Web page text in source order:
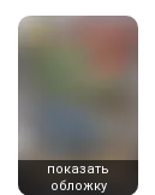
показать
обложку